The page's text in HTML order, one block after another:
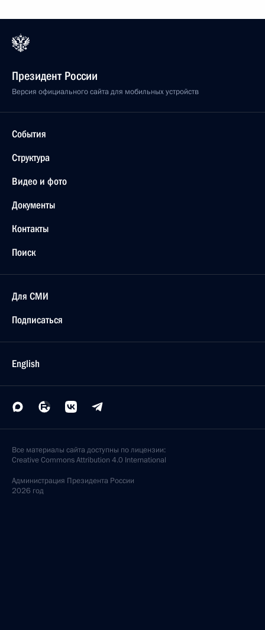
Президент России
Версия официального сайта для мобильных устройств
События
Структура
Видео и фото
Документы
Контакты
Поиск
Для СМИ
Подписаться
English
Все материалы сайта доступны по лицензии:
Creative Commons Attribution 4.0 International
Администрация Президента России
2026 год